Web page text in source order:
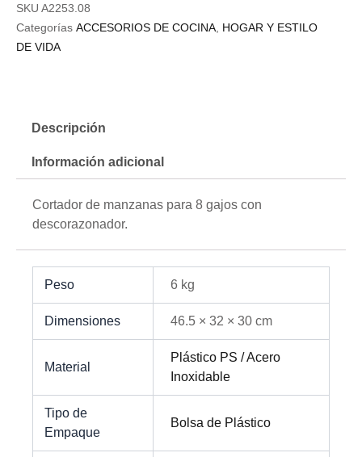
SKU A2253.08
Categorías ACCESORIOS DE COCINA HOGAR Y ESTILO
DE VIDA
Descripción
Información adicional
Cortador de manzanas para 8 gajos con
descorazonador.
Peso 6 kg
Dimensiones 46.5 × 32 × 30 cm
Material
Plástico PS / Acero
Inoxidable
Tipo de
Empaque
Bolsa de Plástico